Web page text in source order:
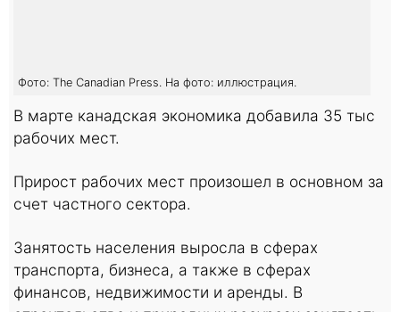
Фото: The Canadian Press. На фото: иллюстрация.
В марте канадская экономика добавила 35 тыс
рабочих мест.
Прирост рабочих мест произошел в основном за
счет частного сектора.
Занятость населения выросла в сферах
транспорта, бизнеса, а также в сферах
финансов, недвижимости и аренды. В